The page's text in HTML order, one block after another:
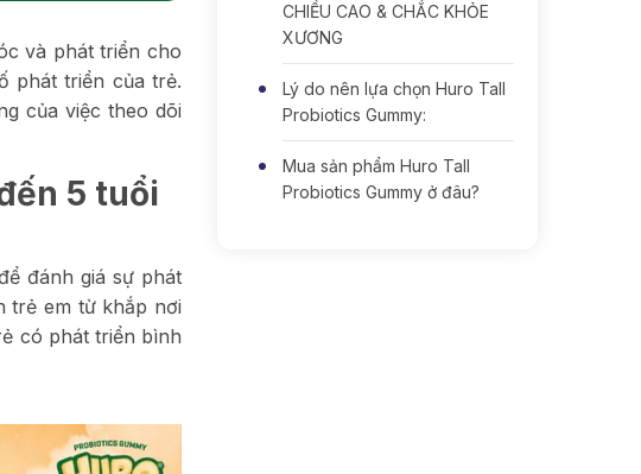
và phát triển cho
phát triển của trẻ.
của việc theo dõi
5 tuổi
đánh giá sự phát
trẻ em từ khắp nơi
có phát triển bình
CHIỀU CAO & CHẮC KHỎE
XƯƠNG
Lý do nên lựa chọn Huro Tall
Probiotics Gummy:
Mua sản phẩm Huro Tall
Probiotics Gummy ở đâu?